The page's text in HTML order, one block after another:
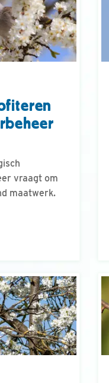
vraagt om
maatwerk.